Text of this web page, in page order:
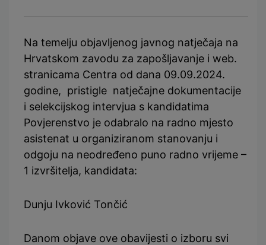
Na temelju objavljenog javnog natječaja na
Hrvatskom zavodu za zapošljavanje i web.
stranicama Centra od dana 09.09.2024.
godine, pristigle natječajne dokumentacije
i selekcijskog intervjua s kandidatima
Povjerenstvo je odabralo na radno mjesto
asistenat u organiziranom stanovanju i
odgoju na neodređeno puno radno vrijeme –
1 izvršitelja, kandidata:
Dunju Ivković Tončić
Danom objave ove obavijesti o izboru svi